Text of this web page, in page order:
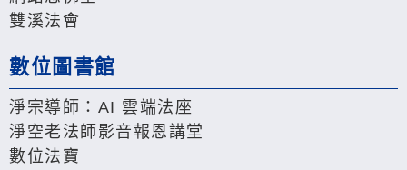
雙溪法會
數位圖書館
淨宗導師：AI 雲端法座
淨空老法師影音報恩講堂
數位法寶